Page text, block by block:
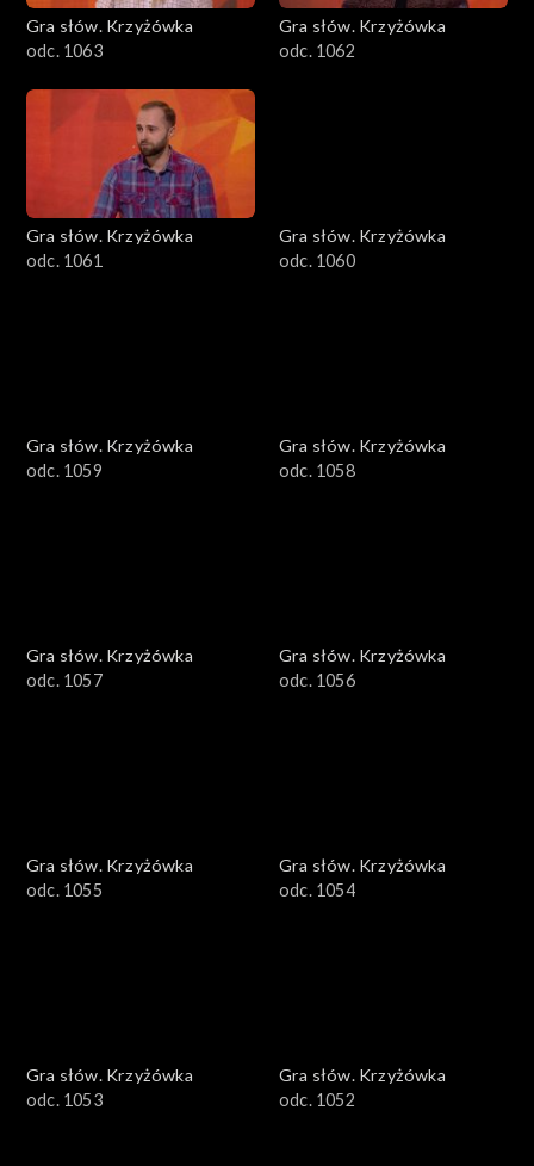
Gra słów. Krzyżówka
odc. 1063
Gra słów. Krzyżówka
odc. 1062
Gra słów. Krzyżówka
odc. 1061
Gra słów. Krzyżówka
odc. 1060
Gra słów. Krzyżówka
odc. 1059
Gra słów. Krzyżówka
odc. 1058
Gra słów. Krzyżówka
odc. 1057
Gra słów. Krzyżówka
odc. 1056
Gra słów. Krzyżówka
odc. 1055
Gra słów. Krzyżówka
odc. 1054
Gra słów. Krzyżówka
odc. 1053
Gra słów. Krzyżówka
odc. 1052